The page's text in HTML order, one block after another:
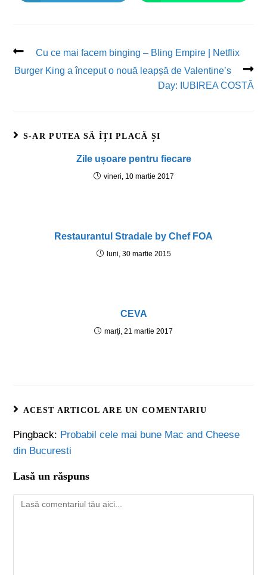
Cu ce mai facem binging – Bling Empire | Netflix
Burger King a început o nouă leapșă de Valentine’s
Day: IUBIREA COSTĂ
S-AR PUTEA SĂ ÎȚI PLACĂ ȘI
Zile ușoare pentru fiecare
vineri, 10 martie 2017
Restaurantul Stradale by Chef FOA
luni, 30 martie 2015
CEVA
marți, 21 martie 2017
ACEST ARTICOL ARE UN COMENTARIU
Pingback: Probabil cele mai bune Mac and Cheese
din Bucuresti
Lasă un răspuns